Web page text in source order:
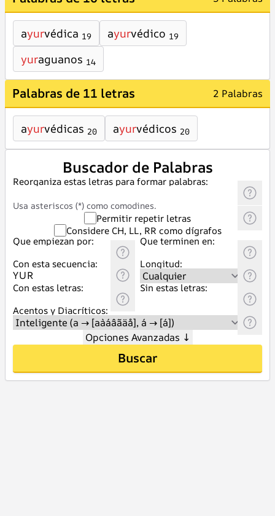
ayurvédica 19 ayurvédico 19
yuraguanos 14
Palabras de 11 letras 2 Palabras
ayurvédicas 20 ayurvédicos 20
Buscador de Palabras
Reorganiza estas letras para formar palabras:
Usa asteriscos (*) como comodines.
Permitir repetir letras
Considere CH, LL, RR como dígrafos
Que empiezan por:
Que terminen en:
Con esta secuencia:
Longitud:
Con estas letras:
Sin estas letras:
Acentos y Diacríticos:
Opciones Avanzadas ↓
Buscar